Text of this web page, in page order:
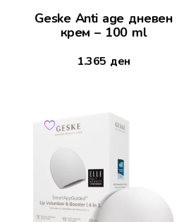
Geske Anti age дневeн
крем – 100 ml
1.365 ден